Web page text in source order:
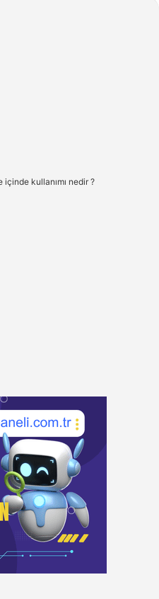
kullanımı nedir ?